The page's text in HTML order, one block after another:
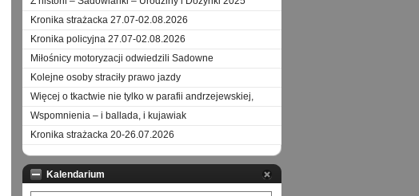
Kronika strażacka 27.07-02.08.2026
Kronika policyjna 27.07-02.08.2026
Miłośnicy motoryzacji odwiedzili Sadowne
Kolejne osoby straciły prawo jazdy
Więcej o tkactwie nie tylko w parafii andrzejewskiej,
Wspomnienia – i ballada, i kujawiak
Kronika strażacka 20-26.07.2026
Kalendarium